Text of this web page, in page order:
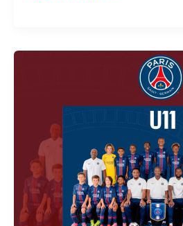
CLUBS
PROFESSIONNELS
–
PARIS
SAINT